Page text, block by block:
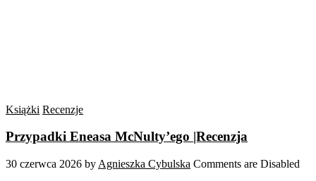
Książki Recenzje
Przypadki Eneasa McNulty’ego |Recenzja
30 czerwca 2026 by Agnieszka Cybulska Comments are Disabled